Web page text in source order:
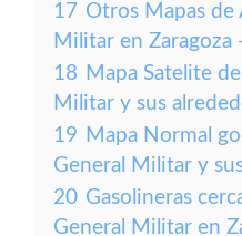
17 Otros Mapas de
Militar en Zaragoza
18 Mapa Satelite
Militar y sus
19 Mapa Normal
General Militar y
20 Gasolineras
General Militar en